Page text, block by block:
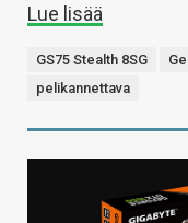
Lue lisää
GS75 Stealth 8SG
pelikannettava